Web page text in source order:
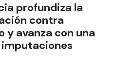
profundiza la
contra
y avanza con una